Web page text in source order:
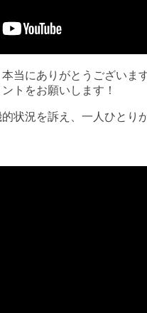
当にありがとうございま
トをお願いします！
状況を訴え、一人ひとり